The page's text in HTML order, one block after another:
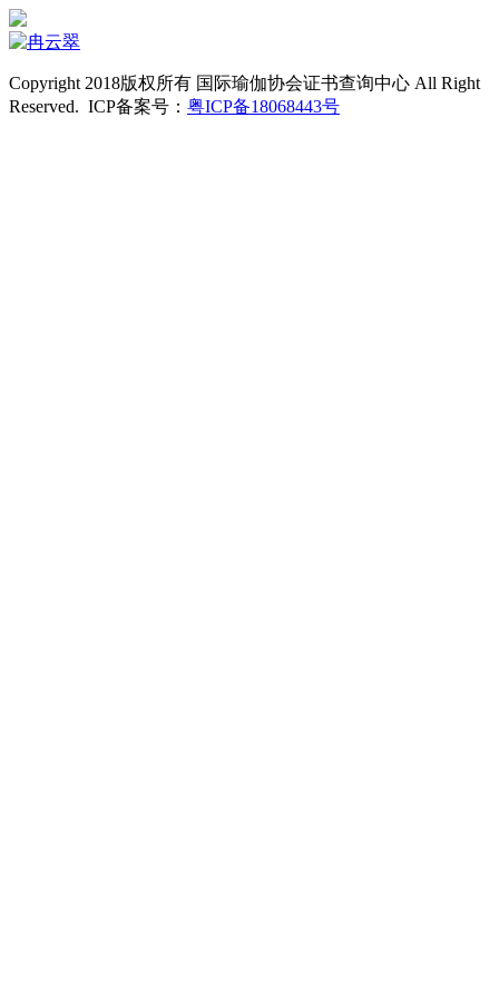
Copyright 2018版权所有 国际瑜伽协会证书查询中心 All Right
Reserved. ICP备案号： 粤ICP备18068443号